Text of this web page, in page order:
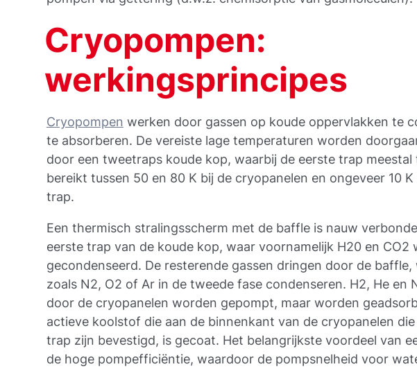
Cryopompen:
werkingsprincipes
Cryopompen werken door gassen op koude oppervlakken te
te absorberen. De vereiste lage temperaturen worden
door een tweetraps koude kop, waarbij de eerste trap meestal
bereikt tussen 50 en 80 K bij de cryopanelen en ongeveer 10
trap.
Een thermisch stralingsscherm met de baffle is nauw
eerste trap van de koude kop, waar voornamelijk H20 en CO2
gecondenseerd. De resterende gassen dringen door de baffle,
zoals N2, O2 of Ar in de tweede fase condenseren. H2, He en
door de cryopanelen worden gepompt, maar worden
actieve koolstof die aan de binnenkant van de cryopanelen
trap zijn bevestigd, is gecoat. Het belangrijkste voordeel van
de hoge pompefficiëntie, waardoor de pompsnelheid voor